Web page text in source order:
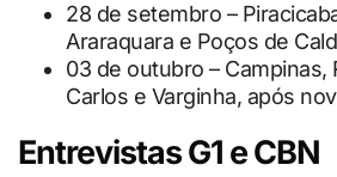
28 de setembro –
Araraquara e Poços de
03 de outubro – Campinas,
Carlos e Varginha, após
Entrevistas G1 e CBN